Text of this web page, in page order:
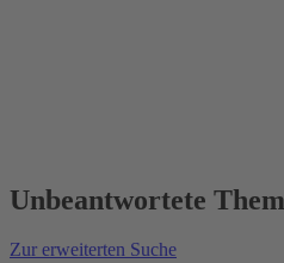
Unbeantwortete
Zur erweiterten Suche